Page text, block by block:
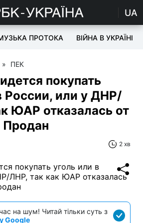
UA
ПРОТОКА ВІЙНА В УКРАЇНІ
» ПЕК
покупать
России, или у ДНР/
ЮАР отказалась от
Продан
2 хв
на шум! Читай тільки суть з
Google